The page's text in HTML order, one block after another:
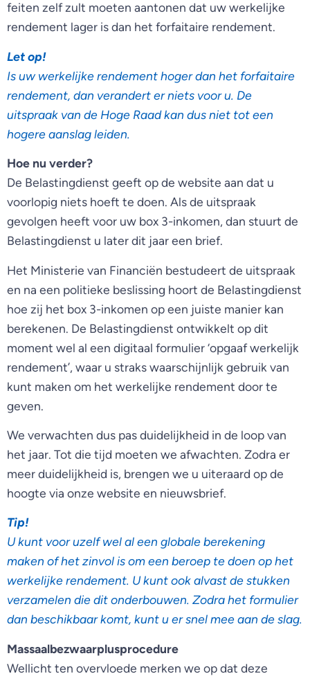
feiten zelf zult moeten aantonen dat uw werkelijke
rendement lager is dan het forfaitaire rendement.
Let op!
Is uw werkelijke rendement hoger dan het forfaitaire
rendement, dan verandert er niets voor u. De
uitspraak van de Hoge Raad kan dus niet tot een
hogere aanslag leiden.
Hoe nu verder?
De Belastingdienst geeft op de website aan dat u
voorlopig niets hoeft te doen. Als de uitspraak
gevolgen heeft voor uw box 3-inkomen, dan stuurt de
Belastingdienst u later dit jaar een brief.
Het Ministerie van Financiën bestudeert de uitspraak
en na een politieke beslissing hoort de Belastingdienst
hoe zij het box 3-inkomen op een juiste manier kan
berekenen. De Belastingdienst ontwikkelt op dit
moment wel al een digitaal formulier ‘opgaaf werkelijk
rendement’, waar u straks waarschijnlijk gebruik van
kunt maken om het werkelijke rendement door te
geven.
We verwachten dus pas duidelijkheid in de loop van
het jaar. Tot die tijd moeten we afwachten. Zodra er
meer duidelijkheid is, brengen we u uiteraard op de
hoogte via onze website en nieuwsbrief.
Tip!
U kunt voor uzelf wel al een globale berekening
maken of het zinvol is om een beroep te doen op het
werkelijke rendement. U kunt ook alvast de stukken
verzamelen die dit onderbouwen. Zodra het formulier
dan beschikbaar komt, kunt u er snel mee aan de slag.
Massaalbezwaarplusprocedure
Wellicht ten overvloede merken we op dat deze